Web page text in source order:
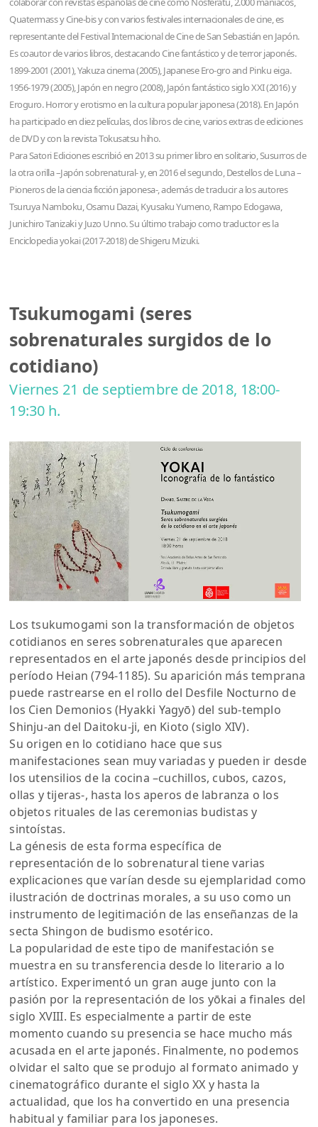
Quatermass y Cine-bis y con varios festivales internacionales de cine, es
representante del Festival Internacional de Cine de San Sebastián en Japón.
Es coautor de varios libros, destacando Cine fantástico y de terror japonés.
1899-2001 (2001), Yakuza cinema (2005), Japanese Ero-gro and Pinku eiga.
1956-1979 (2005), Japón en negro (2008), Japón fantástico siglo XXI (2016) y
Eroguro. Horror y erotismo en la cultura popular japonesa (2018). En Japón
ha participado en diez películas, dos libros de cine, varios extras de ediciones
de DVD y con la revista Tokusatsu hiho.
Para Satori Ediciones escribió en 2013 su primer libro en solitario, Susurros de
la otra orilla –Japón sobrenatural- y, en 2016 el segundo, Destellos de Luna –
Pioneros de la ciencia ficción japonesa-, además de traducir a los autores
Tsuruya Namboku, Osamu Dazai, Kyusaku Yumeno, Rampo Edogawa,
Junichiro Tanizaki y Juzo Unno. Su último trabajo como traductor es la
Enciclopedia yokai (2017-2018) de Shigeru Mizuki.
Tsukumogami (seres
sobrenaturales surgidos de lo
cotidiano)
Viernes 21 de septiembre de 2018, 18:00-
19:30 h.
Los tsukumogami son la transformación de objetos
cotidianos en seres sobrenaturales que aparecen
representados en el arte japonés desde principios del
período Heian (794-1185). Su aparición más temprana
puede rastrearse en el rollo del Desfile Nocturno de
los Cien Demonios (Hyakki Yagyō) del sub-templo
Shinju-an del Daitoku-ji, en Kioto (siglo XIV).
Su origen en lo cotidiano hace que sus
manifestaciones sean muy variadas y pueden ir desde
los utensilios de la cocina –cuchillos, cubos, cazos,
ollas y tijeras-, hasta los aperos de labranza o los
objetos rituales de las ceremonias budistas y
sintoístas.
La génesis de esta forma específica de
representación de lo sobrenatural tiene varias
explicaciones que varían desde su ejemplaridad como
ilustración de doctrinas morales, a su uso como un
instrumento de legitimación de las enseñanzas de la
secta Shingon de budismo esotérico.
La popularidad de este tipo de manifestación se
muestra en su transferencia desde lo literario a lo
artístico. Experimentó un gran auge junto con la
pasión por la representación de los yōkai a finales del
siglo XVIII. Es especialmente a partir de este
momento cuando su presencia se hace mucho más
acusada en el arte japonés. Finalmente, no podemos
olvidar el salto que se produjo al formato animado y
cinematográfico durante el siglo XX y hasta la
actualidad, que los ha convertido en una presencia
habitual y familiar para los japoneses.